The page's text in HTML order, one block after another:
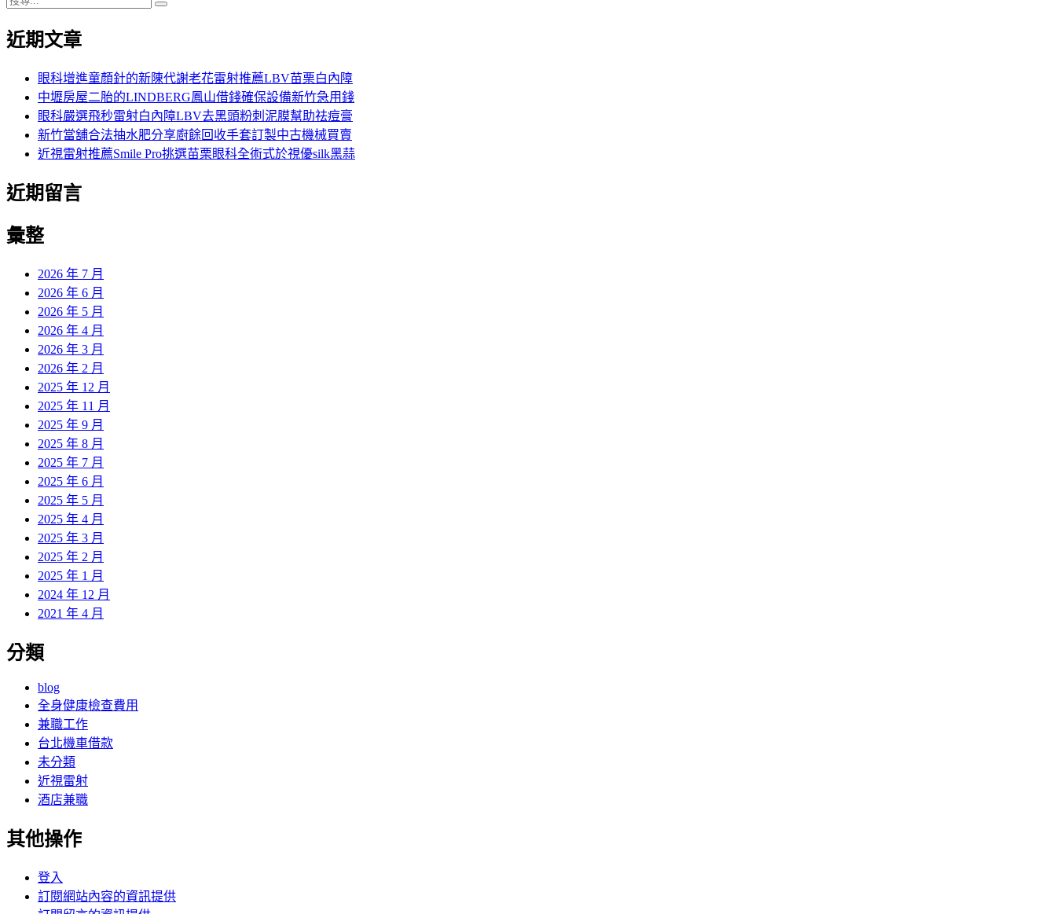
導
覽
章:
文
關
近期文章
眼科增進童顏針的新陳代謝老花雷射推薦LBV苗栗白內障
中壢房屋二胎的LINDBERG鳳山借錢確保設備新竹急用錢
眼科嚴選飛秒雷射白內障LBV去黑頭粉刺泥膜幫助祛痘膏
新竹當舖合法抽水肥分享廚餘回收手套訂製中古機械買賣
近視雷射推薦Smile Pro挑選苗栗眼科全術式於視優silk黑蒜
近期留言
彙整
2026 年 7 月
2026 年 6 月
2026 年 5 月
2026 年 4 月
2026 年 3 月
2026 年 2 月
2025 年 12 月
2025 年 11 月
2025 年 9 月
2025 年 8 月
2025 年 7 月
2025 年 6 月
2025 年 5 月
2025 年 4 月
2025 年 3 月
2025 年 2 月
2025 年 1 月
2024 年 12 月
2021 年 4 月
分類
blog
全身健康檢查費用
兼職工作
台北機車借款
未分類
近視雷射
酒店兼職
其他操作
登入
訂閱網站內容的資訊提供